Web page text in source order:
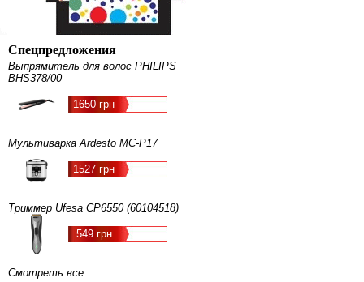
Спецпредложения
Выпрямитель для волос PHILIPS
BHS378/00
1650 грн
Мультиварка Ardesto MC-P17
1527 грн
Триммер Ufesa CP6550 (60104518)
549 грн
Смотреть все